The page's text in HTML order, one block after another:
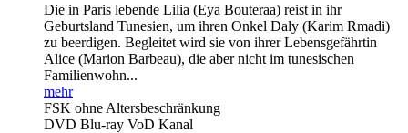
Die in Paris lebende Lilia (Eya Bouteraa) reist in ihr
Geburtsland Tunesien, um ihren Onkel Daly (Karim Rmadi)
zu beerdigen. Begleitet wird sie von ihrer Lebensgefährtin
Alice (Marion Barbeau), die aber nicht im tunesischen
Familienwohn...
mehr
FSK ohne Altersbeschränkung
DVD Blu-ray VoD Kanal